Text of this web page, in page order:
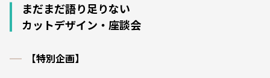
まだまだ語り足りない
カットデザイン・座談会
【特別企画】